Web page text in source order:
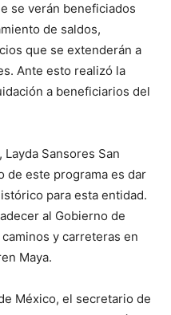
se verán beneficiados
de saldos,
que se extenderán a
Ante esto realizó la
a beneficiarios del
Sansores San
de este programa es dar
para esta entidad.
al Gobierno de
y carreteras en
Maya.
México, el secretario de